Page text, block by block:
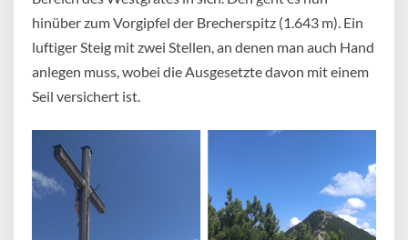
hinüber zum Vorgipfel der Brecherspitz (1.643 m). Ein
luftiger Steig mit zwei Stellen, an denen man auch Hand
anlegen muss, wobei die Ausgesetzte davon mit einem
Seil versichert ist.